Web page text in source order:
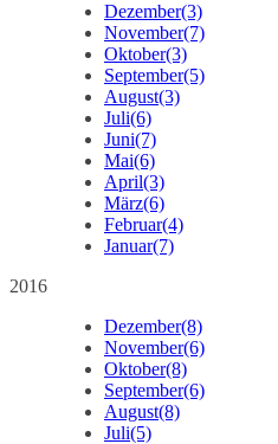
Dezember(3)
November(7)
Oktober(3)
September(5)
August(3)
Juli(6)
Juni(7)
Mai(6)
April(3)
März(6)
Februar(4)
Januar(7)
2016
Dezember(8)
November(6)
Oktober(8)
September(6)
August(8)
Juli(5)